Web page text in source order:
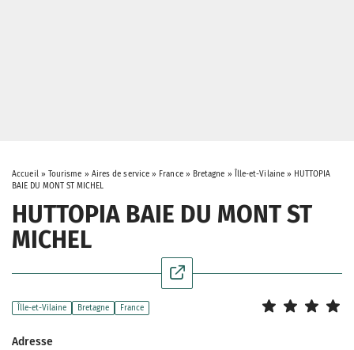
Accueil» Tourisme » Aires de service » France» Bretagne » Îlle-et-Vilaine » HUTTOPIA
BAIE DU MONT ST MICHEL
HUTTOPIA BAIE DU MONT ST
MICHEL
Îlle-et-Vilaine Bretagne France
Adresse